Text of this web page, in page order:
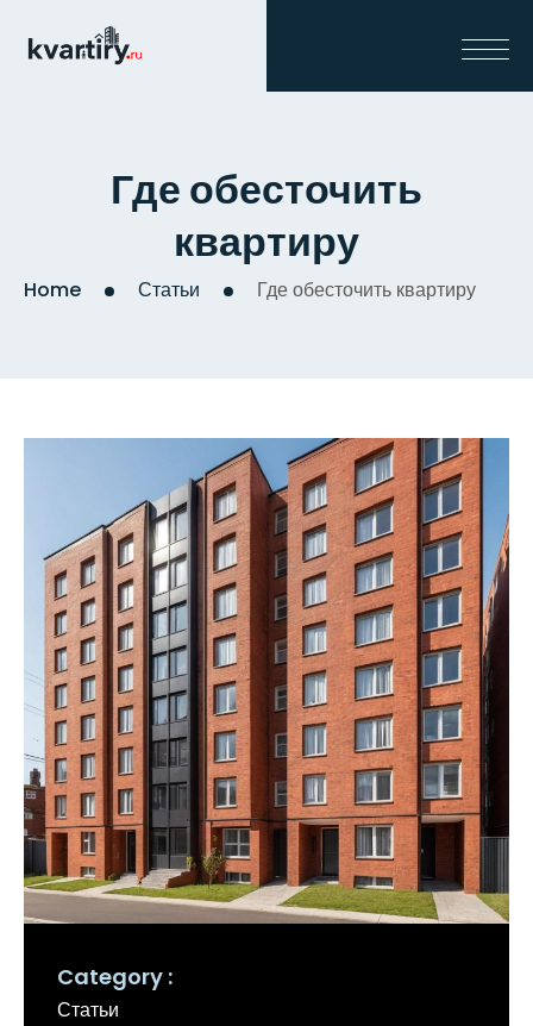
Где обесточить
квартиру
Home Статьи Где обесточить квартиру
Category
Статьи